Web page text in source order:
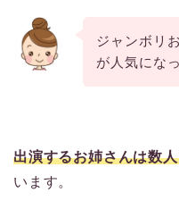
ジャンボリ
が人気にな
出演するお姉さんは数
います。